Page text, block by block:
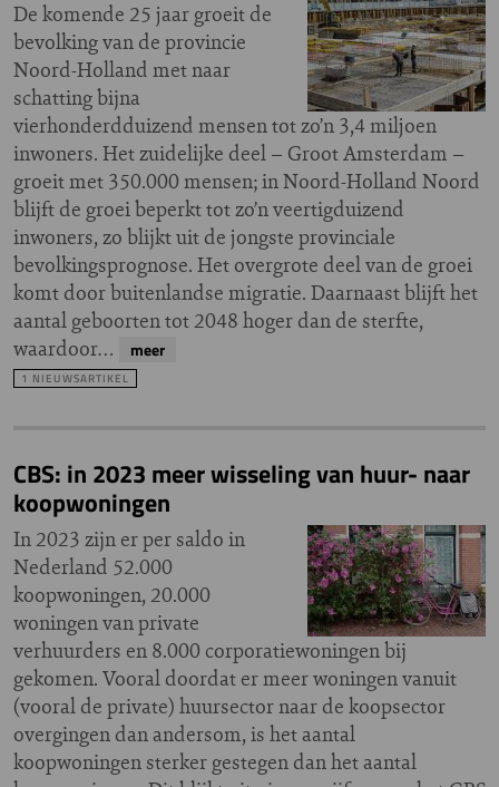
De komende 25 jaar groeit de
bevolking van de provincie
Noord-Holland met naar
schatting bijna
vierhonderdduizend mensen tot zo’n 3,4 miljoen
inwoners. Het zuidelijke deel – Groot Amsterdam –
groeit met 350.000 mensen; in Noord-Holland Noord
blijft de groei beperkt tot zo’n veertigduizend
inwoners, zo blijkt uit de jongste provinciale
bevolkingsprognose. Het overgrote deel van de groei
komt door buitenlandse migratie. Daarnaast blijft het
aantal geboorten tot 2048 hoger dan de sterfte,
waardoor…
meer
1 NIEUWSARTIKEL
CBS: in 2023 meer wisseling van huur- naar
koopwoningen
In 2023 zijn er per saldo in
Nederland 52.000
koopwoningen, 20.000
woningen van private
verhuurders en 8.000 corporatiewoningen bij
gekomen. Vooral doordat er meer woningen vanuit
(vooral de private) huursector naar de koopsector
overgingen dan andersom, is het aantal
koopwoningen sterker gestegen dan het aantal